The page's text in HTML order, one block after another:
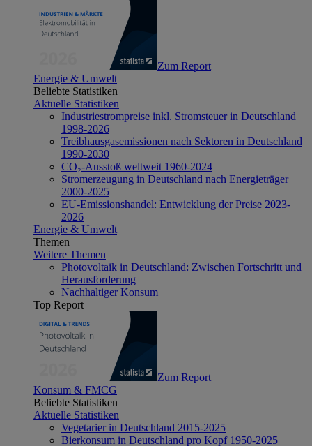
Zum Report
Energie & Umwelt
Beliebte Statistiken
Aktuelle Statistiken
Industriestrompreise inkl. Stromsteuer in Deutschland
1998-2026
Treibhausgasemissionen nach Sektoren in Deutschland
1990-2030
CO₂-Ausstoß weltweit 1960-2024
Stromerzeugung in Deutschland nach Energieträger
2000-2025
EU-Emissionshandel: Entwicklung der Preise 2023-
2026
Energie & Umwelt
Themen
Weitere Themen
Photovoltaik in Deutschland: Zwischen Fortschritt und
Herausforderung
Nachhaltiger Konsum
Top Report
Zum Report
Konsum & FMCG
Beliebte Statistiken
Aktuelle Statistiken
Vegetarier in Deutschland 2015-2025
Bierkonsum in Deutschland pro Kopf 1950-2025